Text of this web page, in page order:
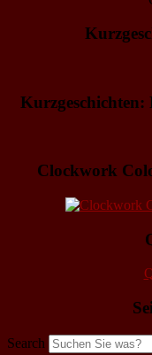
Clockwork
Search